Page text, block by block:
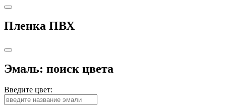
Пленка ПВХ
Эмаль: поиск цвета
Введите цвет: